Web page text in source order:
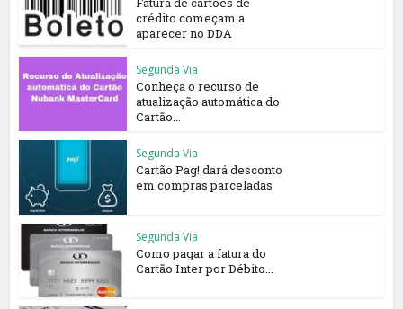
crédito começam a
aparecer no DDA
Segunda Via
Conheça o recurso de
atualização automática do
Cartão...
Segunda Via
Cartão Pag! dará desconto
em compras parceladas
Segunda Via
Como pagar a fatura do
Cartão Inter por Débito...